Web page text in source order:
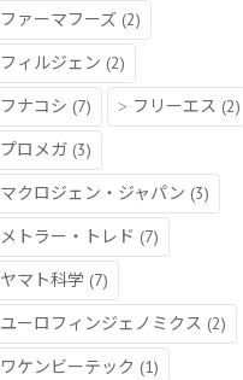
ファーマフーズ (2)
フィルジェン (2)
フナコシ (7) フリーエス (2)
プロメガ (3)
マクロジェン・ジャパン (3)
メトラー・トレド (7)
ヤマト科学 (7)
ユーロフィンジェノミクス (2)
ワケンビーテック (1)